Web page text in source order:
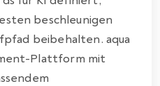
beschleunigen
beibehalten. aqua
Plattform mit